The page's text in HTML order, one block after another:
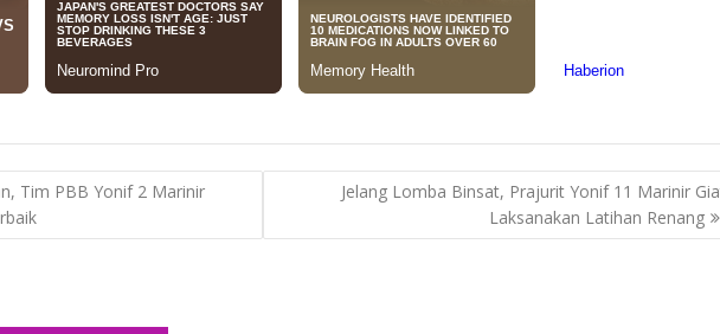
Tim PBB Yonif 2 Marinir
Jelang Lomba Binsat, Prajurit Yonif 11 Marinir
Laksanakan Latihan Renang